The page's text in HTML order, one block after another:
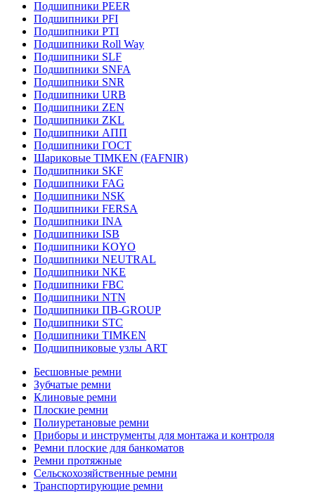
Подшипники PEER
Подшипники PFI
Подшипники PTI
Подшипники Roll Way
Подшипники SLF
Подшипники SNFA
Подшипники SNR
Подшипники URB
Подшипники ZEN
Подшипники ZKL
Подшипники АПП
Подшипники ГОСТ
Шариковые ТІMKEN (FAFNIR)
Подшипники SKF
Подшипники FAG
Подшипники NSK
Подшипники FERSA
Подшипники INA
Подшипники ISB
Подшипники KOYO
Подшипники NEUTRAL
Подшипники NKE
Подшипники FBC
Подшипники NTN
Подшипники ПВ-GROUP
Подшипники STC
Подшипники TIMKEN
Подшипниковые узлы ART
Бесшовные ремни
Зубчатые ремни
Клиновые ремни
Плоские ремни
Полиуретановые ремни
Приборы и инструменты для монтажа и контроля
Ремни плоские для банкоматов
Ремни протяжные
Сельскохозяйственные ремни
Транспортирующие ремни